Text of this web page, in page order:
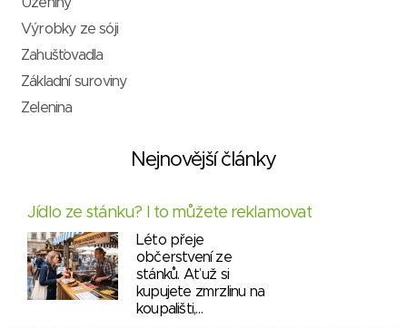
Výrobky ze sóji
Zahušťovadla
Základní suroviny
Zelenina
Nejnovější články
Jídlo ze stánku? I to můžete reklamovat
Léto přeje
občerstvení ze
stánků. Ať už si
kupujete zmrzlinu na
koupališti,…